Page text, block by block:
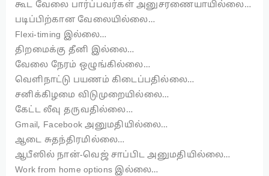
கூட வேலை பார்ப்பவர்கள் அனுசரணையாயில்லை…
படிப்பிற்கான வேலையில்லை…
Flexi-timing இல்லை…
திறமைக்கு தீனி இல்லை…
வேலை நேரம் ஒழுங்கில்லை…
வெளிநாட்டு பயணம் கிடைப்பதில்லை…
சனிக்கிழமை விடுமுறையில்லை…
கேட்ட லீவு தருவதில்லை…
Gmail, Facebook அனுமதியில்லை…
ஆடை சுதந்திரமில்லை…
ஆபீஸில் நான்-வெஜ் சாப்பிட அனுமதியில்லை…
Work from home options இல்லை…